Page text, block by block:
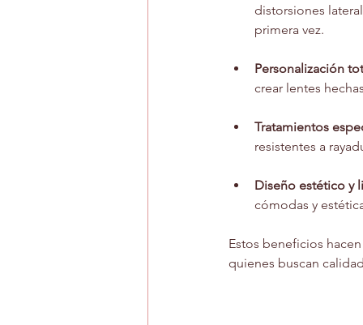
distorsiones
primera vez.
Personalización
crear lentes
Tratamientos
resistentes a
Diseño estético y
cómodas y
Estos beneficios
quienes buscan